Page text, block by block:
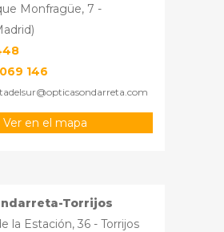
Monfragüe, 7 -
146
Ver en el mapa
Torrijos
la Estación, 36 - Torrijos